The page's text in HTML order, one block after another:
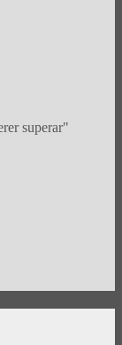
superar"